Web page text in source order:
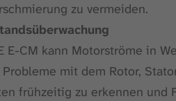
zu vermeiden.
E-CM kann Motorströme in
mit dem Rotor,
frühzeitig zu erkennen und